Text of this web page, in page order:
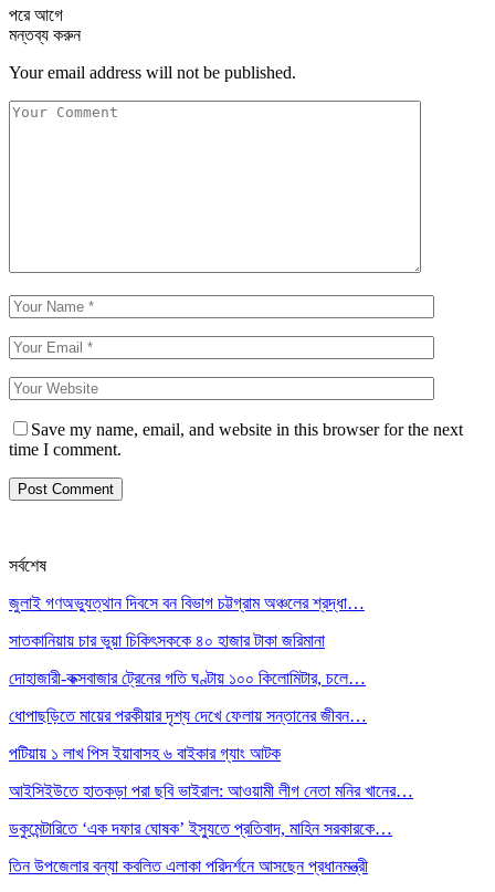
পরেআগে
মন্তব্য করুন
Your email address will not be published.
Save my name, email, and website in this browser for the next
time I comment.
সর্বশেষ
জুলাই গণঅভ্যুত্থান দিবসে বন বিভাগ চট্টগ্রাম অঞ্চলের শ্রদ্ধা…
সাতকানিয়ায় চার ভুয়া চিকিৎসককে ৪০ হাজার টাকা জরিমানা
দোহাজারী-কক্সবাজার ট্রেনের গতি ঘণ্টায় ১০০ কিলোমিটার, চলে…
ধোপাছড়িতে মায়ের পরকীয়ার দৃশ্য দেখে ফেলায় সন্তানের জীবন…
পটিয়ায় ১ লাখ পিস ইয়াবাসহ ৬ বাইকার গ্যাং আটক
আইসিইউতে হাতকড়া পরা ছবি ভাইরাল: আওয়ামী লীগ নেতা মনির খানের…
ডকুমেন্টারিতে ‘এক দফার ঘোষক’ ইস্যুতে প্রতিবাদ, মাহিন সরকারকে…
তিন উপজেলার বন্যা কবলিত এলাকা পরিদর্শনে আসছেন প্রধানমন্ত্রী